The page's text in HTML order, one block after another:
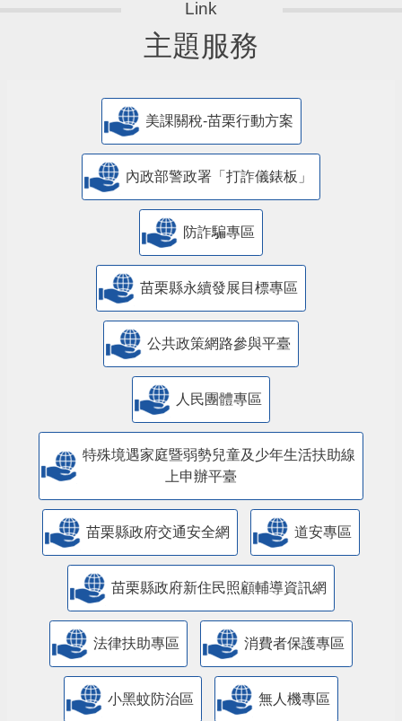
主題服務
美課關稅-苗栗行動方案
內政部警政署「打詐儀錶板」
防詐騙專區
苗栗縣永續發展目標專區
公共政策網路參與平臺
人民團體專區
特殊境遇家庭暨弱勢兒童及少年生活扶助線
上申辦平臺
苗栗縣政府交通安全網 道安專區
苗栗縣政府新住民照顧輔導資訊網
法律扶助專區 消費者保護專區
小黑蚊防治區 無人機專區